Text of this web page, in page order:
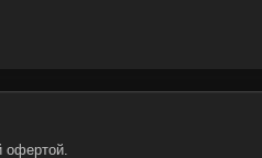
офертой.